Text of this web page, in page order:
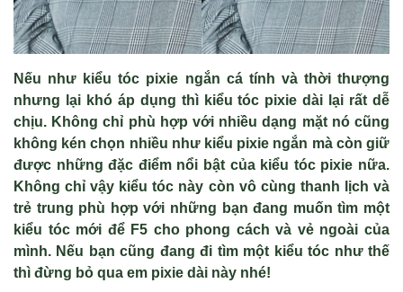
Nếu như kiểu tóc pixie ngắn cá tính và thời thượng
nhưng lại khó áp dụng thì kiểu tóc pixie dài lại rất dễ
chịu. Không chỉ phù hợp với nhiều dạng mặt nó cũng
không kén chọn nhiều như kiểu pixie ngắn mà còn giữ
được những đặc điểm nổi bật của kiểu tóc pixie nữa.
Không chỉ vậy kiểu tóc này còn vô cùng thanh lịch và
trẻ trung phù hợp với những bạn đang muốn tìm một
kiểu tóc mới để F5 cho phong cách và vẻ ngoài của
mình. Nếu bạn cũng đang đi tìm một kiểu tóc như thế
thì đừng bỏ qua em pixie dài này nhé!